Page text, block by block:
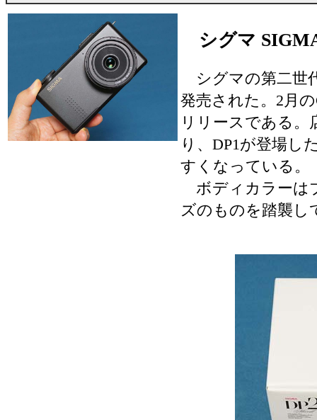
シグマ
シグマの第二世
発売された。2月
リリースである。
り、DP1が登場し
すくなっている。
ボディカラーは
ズのものを踏襲し